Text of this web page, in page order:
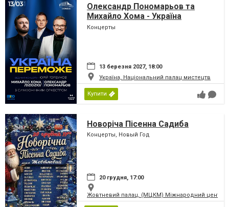
Олександр Пономарьов та
Михайло Хома - Україна
Переможе!
Концерты
13 березня 2027, 18:00
Україна, Національний палац мистецтв
Купити
Новоріча Пісенна Садиба
Концерты, Новый Год
20 грудня, 17:00
Жовтневий палац, (МЦКМ) Міжнародний центр